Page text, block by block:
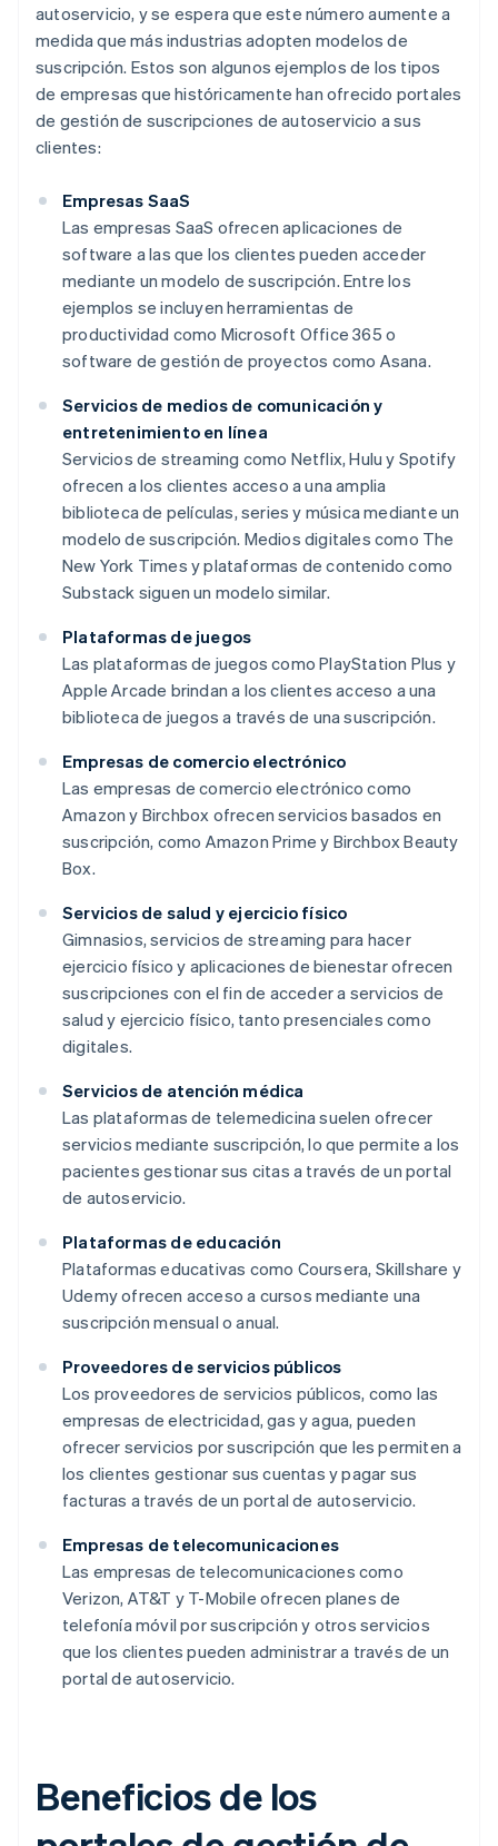
autoservicio, y se espera que este número aumente a
medida que más industrias adopten modelos de
suscripción. Estos son algunos ejemplos de los tipos
de empresas que históricamente han ofrecido portales
de gestión de suscripciones de autoservicio a sus
clientes:
Empresas SaaS
Las empresas SaaS ofrecen aplicaciones de
software a las que los clientes pueden acceder
mediante un modelo de suscripción. Entre los
ejemplos se incluyen herramientas de
productividad como Microsoft Office 365 o
software de gestión de proyectos como Asana.
Servicios de medios de comunicación y
entretenimiento en línea
Servicios de streaming como Netflix, Hulu y Spotify
ofrecen a los clientes acceso a una amplia
biblioteca de películas, series y música mediante un
modelo de suscripción. Medios digitales como The
New York Times y plataformas de contenido como
Substack siguen un modelo similar.
Plataformas de juegos
Las plataformas de juegos como PlayStation Plus y
Apple Arcade brindan a los clientes acceso a una
biblioteca de juegos a través de una suscripción.
Empresas de comercio electrónico
Las empresas de comercio electrónico como
Amazon y Birchbox ofrecen servicios basados en
suscripción, como Amazon Prime y Birchbox Beauty
Box.
Servicios de salud y ejercicio físico
Gimnasios, servicios de streaming para hacer
ejercicio físico y aplicaciones de bienestar ofrecen
suscripciones con el fin de acceder a servicios de
salud y ejercicio físico, tanto presenciales como
digitales.
Servicios de atención médica
Las plataformas de telemedicina suelen ofrecer
servicios mediante suscripción, lo que permite a los
pacientes gestionar sus citas a través de un portal
de autoservicio.
Plataformas de educación
Plataformas educativas como Coursera, Skillshare y
Udemy ofrecen acceso a cursos mediante una
suscripción mensual o anual.
Proveedores de servicios públicos
Los proveedores de servicios públicos, como las
empresas de electricidad, gas y agua, pueden
ofrecer servicios por suscripción que les permiten a
los clientes gestionar sus cuentas y pagar sus
facturas a través de un portal de autoservicio.
Empresas de telecomunicaciones
Las empresas de telecomunicaciones como
Verizon, AT&T y T-Mobile ofrecen planes de
telefonía móvil por suscripción y otros servicios
que los clientes pueden administrar a través de un
portal de autoservicio.
Beneficios de los